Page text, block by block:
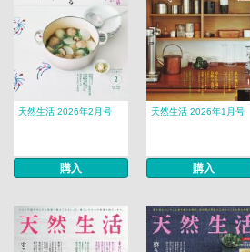
天然生活 2026年2月号
購入
天然生活 2026年1月号
購入